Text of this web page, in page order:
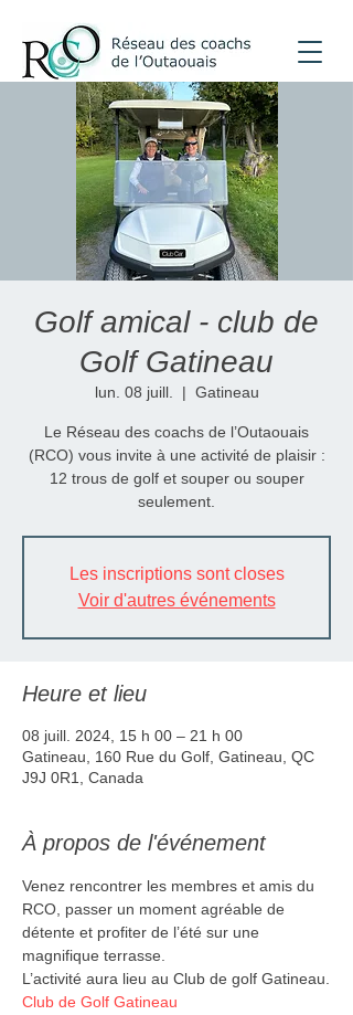
Golf amical - club de
Golf Gatineau
lun. 08 juill.
  |
Gatineau
Le Réseau des coachs de l’Outaouais
(RCO) vous invite à une activité de plaisir :
12 trous de golf et souper ou souper
seulement.
Les inscriptions sont closes
Voir d'autres événements
Heure et lieu
08 juill. 2024, 15 h 00 – 21 h 00
Gatineau, 160 Rue du Golf, Gatineau, QC
J9J 0R1, Canada
À propos de l'événement
Venez rencontrer les membres et amis du
RCO, passer un moment agréable de
détente et profiter de l’été sur une
magnifique terrasse.
L’activité aura lieu au Club de golf Gatineau.
Club de Golf Gatineau